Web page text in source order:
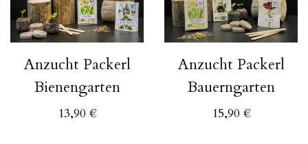
Anzucht Packerl
Bienengarten
13,90 €
Anzucht Packerl
Bauerngarten
15,90 €